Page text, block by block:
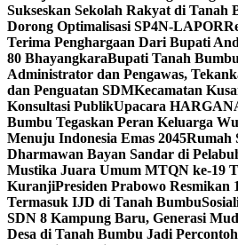
Sukseskan Sekolah Rakyat di Tanah
Dorong Optimalisasi SP4N-LAPOR
Terima Penghargaan Dari Bupati
80 BhayangkaraBupati Tanah
Administrator dan Pengawas,
dan Penguatan SDMKecamatan
Konsultasi PublikUpacara
Bumbu Tegaskan Peran Keluarga
Menuju Indonesia Emas 2045Rumah
Dharmawan Bayan Sandar di
Mustika Juara Umum MTQN ke-19
KuranjiPresiden Prabowo Resmikan
Termasuk IJD di Tanah Bumbu
SDN 8 Kampung Baru, Generasi
Desa di Tanah Bumbu Jadi